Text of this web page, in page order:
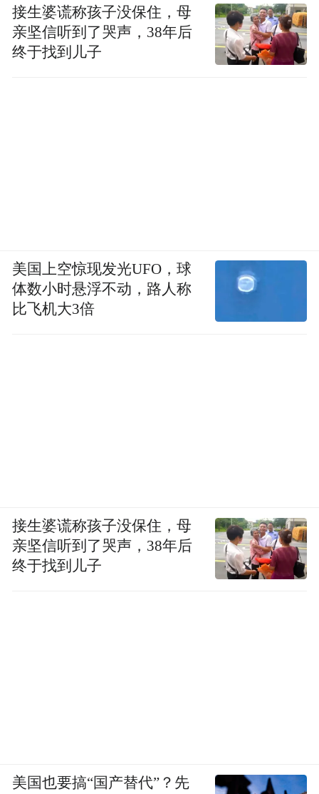
接生婆谎称孩子没保住，母
亲坚信听到了哭声，38年后
终于找到儿子
美国上空惊现发光UFO，球
体数小时悬浮不动，路人称
比飞机大3倍
接生婆谎称孩子没保住，母
亲坚信听到了哭声，38年后
终于找到儿子
美国也要搞“国产替代”？先